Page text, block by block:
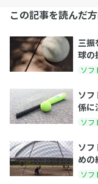
この記事を読んだ
三振
球の
ソフ
ソフ
係に
ソフ
ソフ
めの
ソフ